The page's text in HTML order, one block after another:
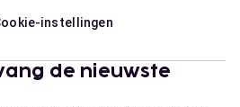
instellingen
de nieuwste